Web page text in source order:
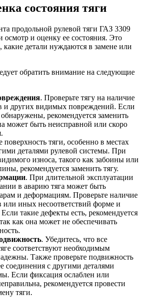
состояния тяги
продольной рулевой тяги ГАЗ 3309
осмотр и оценку ее состояния. Это
какие детали нуждаются в замене или
обратить внимание на следующие
. Проверьте тягу на наличие
и других видимых повреждений. Если
рекомендуется заменить
может быть неисправной или скоро
поверхность тяги, особенно в местах
деталями рулевой системы. При
износа, такого как забоины или
рекомендуется заменить тягу.
. При длительной эксплуатации
в аварию тяга может быть
и деформациям. Проверьте наличие
или иных несоответствий форме и
такие дефекты есть, рекомендуется
как она может не обеспечивать
. Убедитесь, что все
соответствуют необходимым
Также проверьте подвижность
соединения с другими деталями
Если фиксация ослаблен или
рекомендуется провести
тяги.